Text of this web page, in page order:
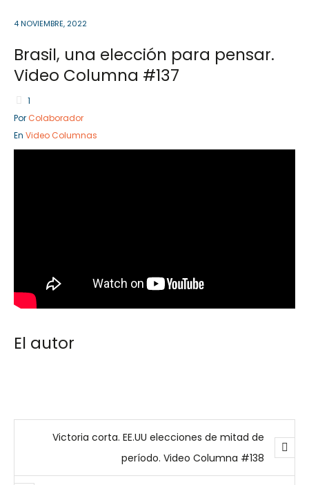
Sector Público
Servicios Servicios
4 NOVIEMBRE, 2022
Brasil, una elección para pensar.
Video Columna #137
1
Por Colaborador
En Video Columnas
El autor
Victoria corta. EE.UU elecciones de mitad de
período. Video Columna #138